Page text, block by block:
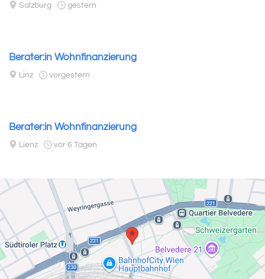
Salzburg gestern
Berater:in Wohnfinanzierung
Linz vorgestern
Berater:in Wohnfinanzierung
Lienz vor 6 Tagen